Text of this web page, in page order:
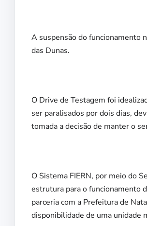
A suspensão do funcionamento
das Dunas.
O Drive de Testagem foi
ser paralisados por dois dias,
tomada a decisão de manter o
O Sistema FIERN, por meio do
estrutura para o funcionamento
parceria com a Prefeitura de
disponibilidade de uma unidade